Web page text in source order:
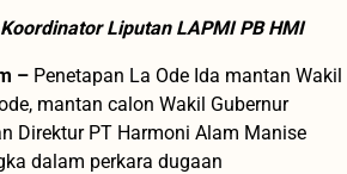
Liputan LAPMI PB HMI
– Penetapan La Ode Ida mantan Wakil
mantan calon Wakil Gubernur
Direktur PT Harmoni Alam Manise
dalam perkara dugaan